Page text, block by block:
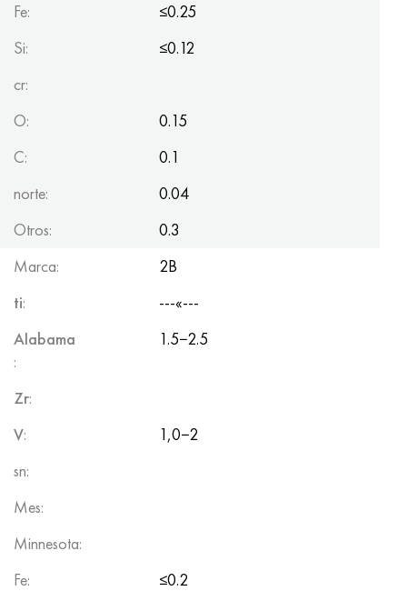
Fe:
≤0.25
Si:
≤0.12
cr:
O:
0.15
C:
0.1
norte:
0.04
Otros:
0.3
Marca:
2B
ti:
---«---
Alabama
:
1.5−2.5
Zr:
V:
1,0−2
sn:
Mes:
Minnesota:
Fe:
≤0.2